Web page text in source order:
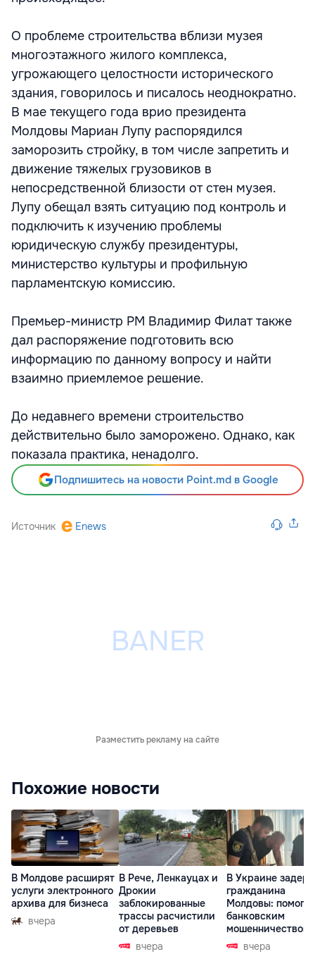
О проблеме строительства вблизи музея
многоэтажного жилого комплекса,
угрожающего целостности исторического
здания, говорилось и писалось неоднократно.
В мае текущего года врио президента
Молдовы Мариан Лупу распорядился
заморозить стройку, в том числе запретить и
движение тяжелых грузовиков в
непосредственной близости от стен музея.
Лупу обещал взять ситуацию под контроль и
подключить к изучению проблемы
юридическую службу президентуры,
министерство культуры и профильную
парламентскую комиссию.
Премьер-министр РМ Владимир Филат также
дал распоряжение подготовить всю
информацию по данному вопросу и найти
взаимно приемлемое решение.
До недавнего времени строительство
действительно было заморожено. Однако, как
показала практика, ненадолго.
Подпишитесь на новости Point.md в Google
Источник Enews
Разместить рекламу на сайте
Похожие новости
В Молдове расширят
услуги электронного
архива для бизнеса
вчера
В Рече, Ленкауцах и
Дрокии
заблокированные
трассы расчистили
от деревьев
вчера
В Украине
гражданина
Молдовы:
банковским
мошенничеством
Чехиивчера